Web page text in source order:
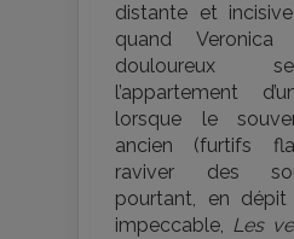
distante et
quand
douloureux
l’appartement
lorsque le
ancien (furtifs
raviver des
pourtant, en
impeccable, Les